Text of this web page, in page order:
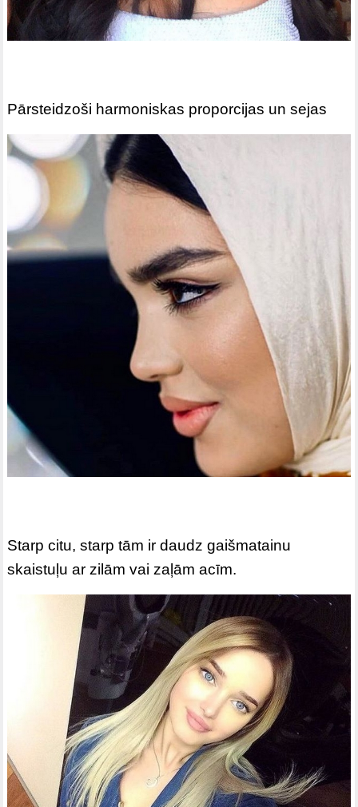
Pārsteidzoši harmoniskas proporcijas un sejas
Starp citu, starp tām ir daudz gaišmatainu
skaistuļu ar zilām vai zaļām acīm.